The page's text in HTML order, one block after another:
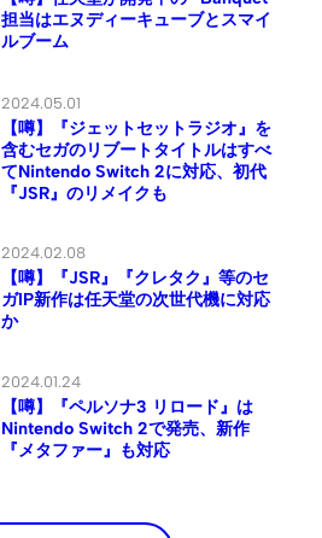
担当はエヌディーキューブとスマイ
ルブーム
2024.05.01
【噂】『ジェットセットラジオ』を
含むセガのリブートタイトルはすべ
てNintendo Switch 2に対応、初代
『JSR』のリメイクも
2024.02.08
【噂】『JSR』『クレタク』等のセ
ガIP新作は任天堂の次世代機に対応
か
2024.01.24
【噂】『ペルソナ3 リロード』は
Nintendo Switch 2で発売、新作
『メタファー』も対応